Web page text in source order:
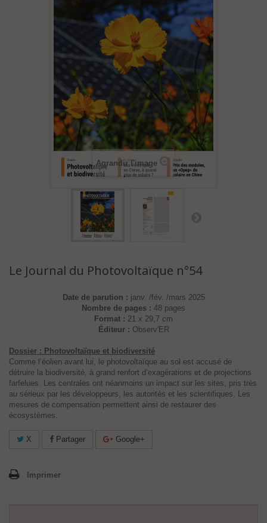
Agrandir l'image
Le Journal du Photovoltaïque n°54
Date de parution : janv. /fév. /mars 2025
Nombre de pages : 48 pages
Format : 21 x 29,7 cm
Éditeur : Observ'ER
Dossier : Photovoltaïque et biodiversité
Comme l’éolien avant lui, le photovoltaïque au sol est accusé de
détruire la biodiversité, à grand renfort d’exagérations et de projections
farfelues. Les centrales ont néanmoins un impact sur les sites, pris très
au sérieux par les développeurs,
les autorités et les scientifiques. Les
mesures de compensation permettent ainsi de restaurer des
écosystèmes.
X Partager Google+
Imprimer